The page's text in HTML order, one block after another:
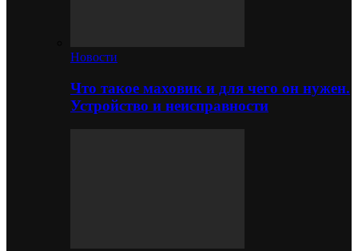
Новости
Что такое маховик и для чего он нужен.
Устройство и неисправности